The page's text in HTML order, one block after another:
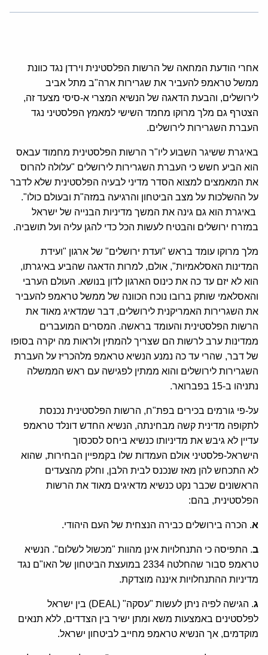
אחרי הודעת המחאה של הרשות הפלסטינית וירדן נגד כוונת
ממשל טראמפ להעביר את שגרירות ארה"ב מתל אביב
לירושלים, והבעת הדאגה של הנשיא המצרי א-סיסי מצעד זה,
הצטרף גם מלך מרוקו מחמד השישי למאמץ הפלסטיני נגד
העברת השגרירות לירושלים.
באיגרת ששיגר השבוע ליו"ר הרשות הפלסטינית מחמוד עבאס
הוא הביע חשש כי העברת השגרירות לירושלים "עלולה להרוס
את המאמצים למצוא הסדר מדיני לבעיה הפלסטינית שלא לדבר
על ההשלכות על מצב הביטחון והרגיעה במזה"ת ובעולם כולו".
באיגרת הוא גם גינה את המשך מדיניות הבנייה של ישראל
במזרח ירושלים והבטיח לעשות הכל כדי להגן עליה ועל תושביה.
מלך מרוקו עומד בראש "ועדת ירושלים" של ארגון "ועידת
המדינות האסלאמיות", אולם, למרות הדאגה שהביע באיגרתו,
הוא לא יזם עד כה את כינוס הארגון לדון בנושא. העולם הערבי
והאסלאמי שותק ברובו נוכח הכוונה של ממשל טראמפ להעביר
את השגרירות האמריקנית לירושלים, דבר שמדאיג מאוד את
הרשות הפלסטינית והעומד בראשה. המסרים המועברים
ממדינות ערב לרשות הם שצריך להמתין ולראות מה יקרה בסופו
של דבר, שהרי עד כה נמנע הנשיא טראמפ מלהכריז על העברת
השגרירות לירושלים והוא ממתין לפגישה עם ראש הממשלה
נתניהו ב-15 בפברואר.
על-פי גורמים בכירים בפת"ח, הרשות הפלסטינית נכנסת
לתקופה מדינית קשה מבחינתה, הנשיא החדש דונלד טראמפ
עדיין לא גיבש את מדיניותו כנשיא ביחס לסכסוך
הישראל-פלסטיני אולם העמדות שלו בקמפיין הבחירות, שהוא
לא התכחש להן מאז שנכנס לבית הלבן, וחלק מהצעדים
הראשונים שכבר נקט כנשיא מדאיגים מאוד את הרשות
הפלסטינית, בהם:
א. הכרה בירושלים כבירה הנצחית של העם היהודי.
ב. התפיסה כי התנחלויות אינן מהוות "מכשול לשלום". הנשיא
טראמפ סבור שהחלטה 2334 במועצת הביטחון של האו"ם נגד
מדיניות ההתנחלויות איננה מוצדקת.
ג
. הגישה לפיה ניתן לעשות "עסקה" (DEAL) בין ישראל
לפלסטינים באמצעות משא ומתן ישיר בין הצדדים, ללא תנאים
מוקדמים, אך הנשיא טראמפ מחייב לביטחון ישראל.